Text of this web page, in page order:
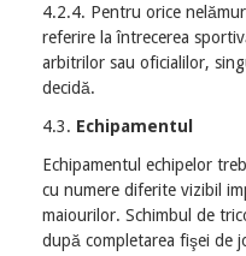
4.2.4. Pentru orice
referire la întrecerea
arbitrilor sau oficialilor,
decidă.
4.3. Echipamentul
Echipamentul echipelor
cu numere diferite vizibil
maiourilor. Schimbul de
după completarea fişei de